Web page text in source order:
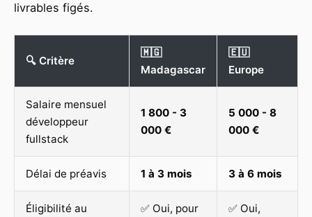
livrables figés.
🔍 Critère
🇲🇬
Madagascar
🇪🇺
Europe
Salaire mensuel
développeur
fullstack
1 800 - 3
000 €
5 000 - 8
000 €
Délai de préavis 1 à 3 mois 3 à 6 mois
Éligibilité au
✅ Oui, pour
✅ Oui,